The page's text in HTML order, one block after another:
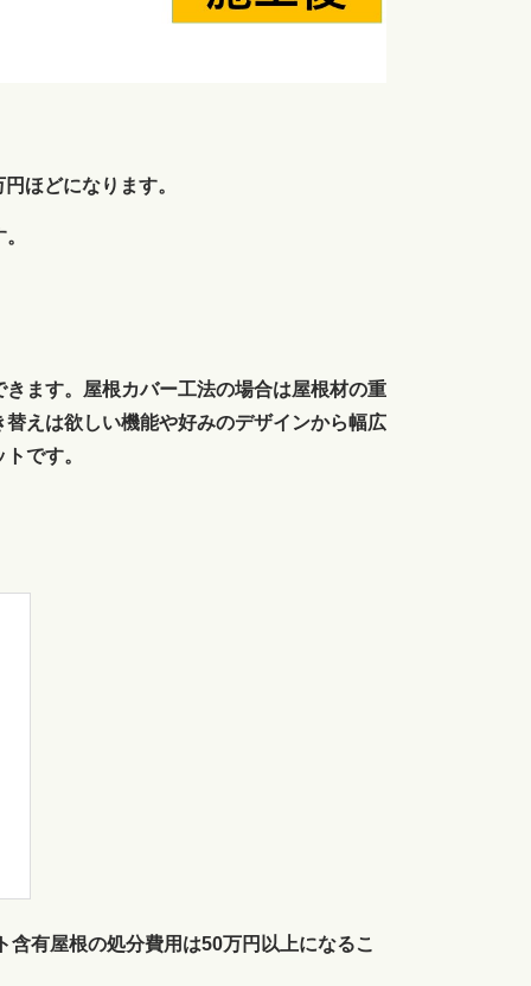
ほどになります。
ます。屋根カバー工法の場合は屋根材の重
えは欲しい機能や好みのデザインから幅広
です。
有屋根の処分費用は50万円以上になるこ